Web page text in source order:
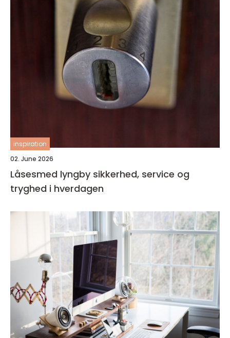
inspiration
02. June 2026
Låsesmed lyngby sikkerhed, service og
tryghed i hverdagen